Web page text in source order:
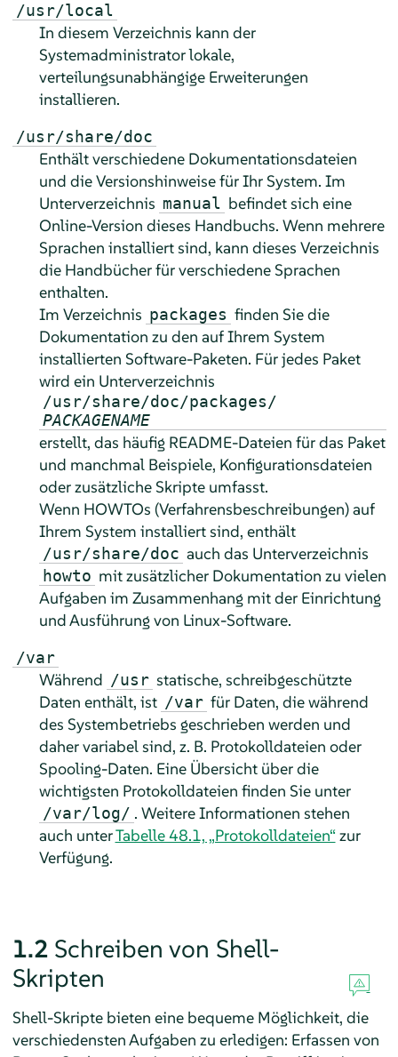
/usr/local
In diesem Verzeichnis kann der
Systemadministrator lokale,
verteilungsunabhängige Erweiterungen
installieren.
/usr/share/doc
Enthält verschiedene Dokumentationsdateien
und die Versionshinweise für Ihr System. Im
Unterverzeichnis manual befindet sich eine
Online-Version dieses Handbuchs. Wenn mehrere
Sprachen installiert sind, kann dieses Verzeichnis
die Handbücher für verschiedene Sprachen
enthalten.
Im Verzeichnis packages finden Sie die
Dokumentation zu den auf Ihrem System
installierten Software-Paketen. Für jedes Paket
wird ein Unterverzeichnis
/usr/share/doc/packages/
PACKAGENAME
erstellt, das häufig README-Dateien für das Paket
und manchmal Beispiele, Konfigurationsdateien
oder zusätzliche Skripte umfasst.
Wenn HOWTOs (Verfahrensbeschreibungen) auf
Ihrem System installiert sind, enthält
/usr/share/doc auch das Unterverzeichnis
howto mit zusätzlicher Dokumentation zu vielen
Aufgaben im Zusammenhang mit der Einrichtung
und Ausführung von Linux-Software.
/var
Während /usr statische, schreibgeschützte
Daten enthält, ist /var für Daten, die während
des Systembetriebs geschrieben werden und
daher variabel sind, z. B. Protokolldateien oder
Spooling-Daten. Eine Übersicht über die
wichtigsten Protokolldateien finden Sie unter
/var/log/ . Weitere Informationen stehen
auch unterTabelle 48.1, „Protokolldateien“zur
Verfügung.
1.2 Schreiben von Shell-
Skripten
Shell-Skripte bieten eine bequeme Möglichkeit, die
verschiedensten Aufgaben zu erledigen: Erfassen von